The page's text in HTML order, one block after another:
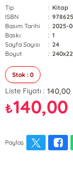
Tip : Kitap
ISBN
:
Basım Tarihi
: 2025-
Baskı
: 1
Sayfa Sayısı
: 24
Boyut
:
Stok : 0
Liste Fiyatı : 140,00
₺140,00
Paylaş